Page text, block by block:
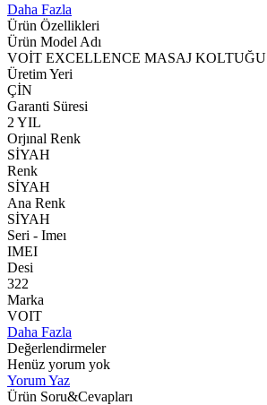
Daha Fazla
Ürün Özellikleri
Ürün Model Adı
VOİT EXCELLENCE MASAJ KOLTUĞU
Üretim Yeri
ÇİN
Garanti Süresi
2 YIL
Orjınal Renk
SİYAH
Renk
SİYAH
Ana Renk
SİYAH
Seri - Imeı
IMEI
Desi
322
Marka
VOIT
Daha Fazla
Değerlendirmeler
Henüz yorum yok
Yorum Yaz
Ürün Soru&Cevapları